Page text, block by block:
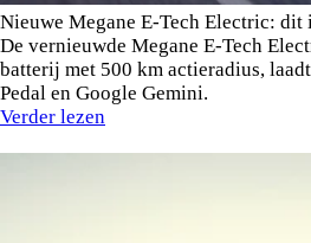
Nieuwe Megane E-Tech Electric: dit
De vernieuwde Megane E-Tech
batterij met 500 km actieradius,
Pedal en Google Gemini.
Verder lezen